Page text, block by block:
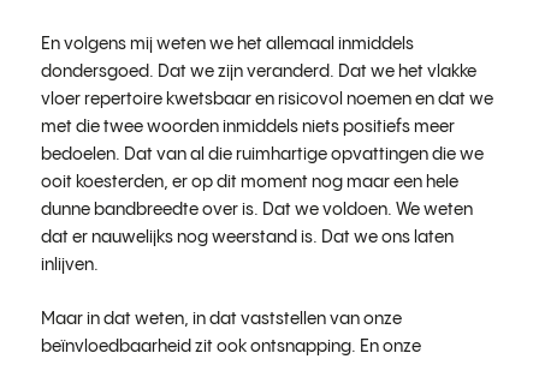
En volgens mij weten we het allemaal inmiddels
dondersgoed. Dat we zijn veranderd. Dat we het vlakke
vloer repertoire kwetsbaar en risicovol noemen en dat we
met die twee woorden inmiddels niets positiefs meer
bedoelen. Dat van al die ruimhartige opvattingen die we
ooit koesterden, er op dit moment nog maar een hele
dunne bandbreedte over is. Dat we voldoen. We weten
dat er nauwelijks nog weerstand is. Dat we ons laten
inlijven.
Maar in dat weten, in dat vaststellen van onze
beïnvloedbaarheid zit ook ontsnapping. En onze